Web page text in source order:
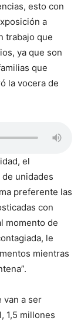
esto con
a
trabajo que
ya que son
que
la vocera de
el
unidades
preferente las
con
momento de
le
mientras
van a ser
1,5 millones